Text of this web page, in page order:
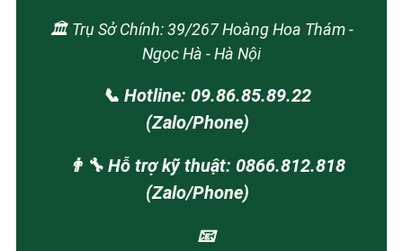
🏛️ Trụ Sở Chính: 39/267 Hoàng Hoa Thám -
Ngọc Hà - Hà Nội
📞 Hotline: 09.86.85.89.22
(Zalo/Phone)
👨‍🔧 Hỗ trợ kỹ thuật: 0866.812.818
(Zalo/Phone)
📧